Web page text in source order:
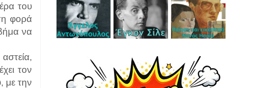
του
φορά
να
τον
με την